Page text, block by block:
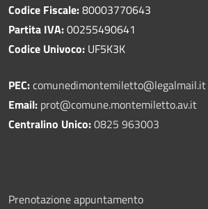
Codice Fiscale:80003770643
Partita IVA:00255490641
Codice Univoco: UF5K3K
PEC:comunedimontemiletto@legalmail.it
Email: prot@comune.montemiletto.av.it
Centralino Unico:0825 963003
Prenotazione appuntamento